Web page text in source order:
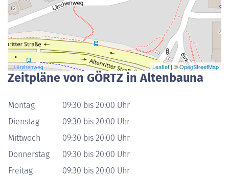
Leaflet| ©OpenStreetMap
Zeitpläne von GÖRTZ in Altenbauna
Montag
09:30 bis 20:00 Uhr
Dienstag
09:30 bis 20:00 Uhr
Mittwoch
09:30 bis 20:00 Uhr
Donnerstag
09:30 bis 20:00 Uhr
Freitag
09:30 bis 20:00 Uhr